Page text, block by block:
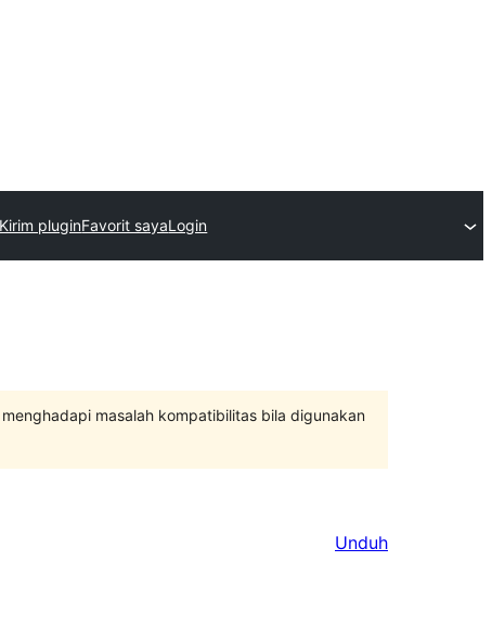
Kirim pluginFavorit sayaLogin
masalah kompatibilitas bila digunakan
Unduh